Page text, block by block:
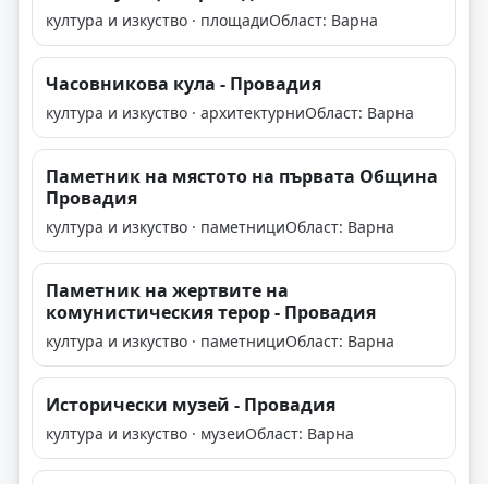
култура и изкуство · площадиОбласт: Варна
Часовникова кула - Провадия
култура и изкуство · архитектурниОбласт: Варна
Паметник на мястото на първата Община
Провадия
култура и изкуство · паметнициОбласт: Варна
Паметник на жертвите на
комунистическия терор - Провадия
култура и изкуство · паметнициОбласт: Варна
Исторически музей - Провадия
култура и изкуство · музеиОбласт: Варна